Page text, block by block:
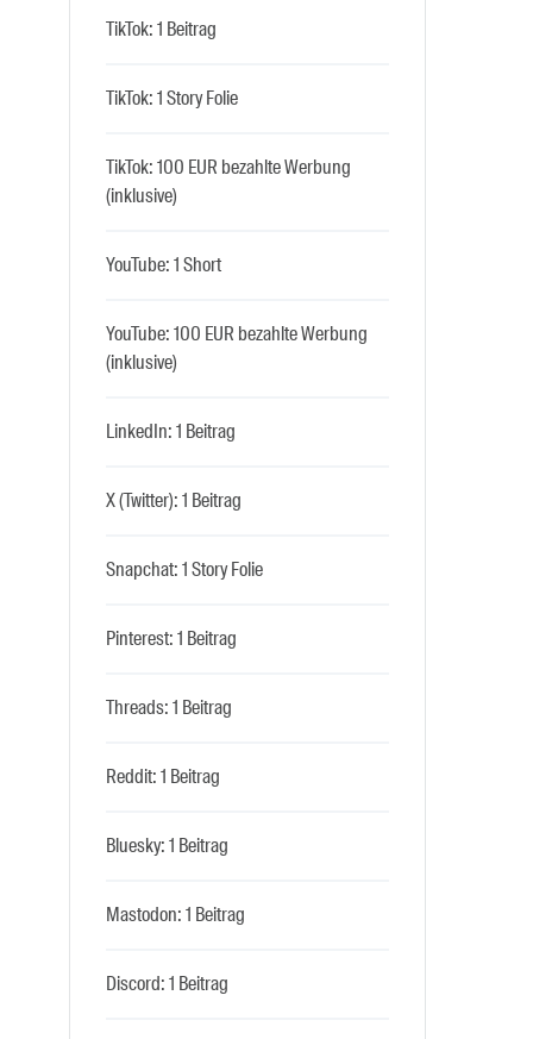
TikTok: 1 Beitrag
TikTok: 1 Story Folie
TikTok: 100 EUR bezahlte Werbung
(inklusive)
YouTube: 1 Short
YouTube: 100 EUR bezahlte Werbung
(inklusive)
LinkedIn: 1 Beitrag
X (Twitter): 1 Beitrag
Snapchat: 1 Story Folie
Pinterest: 1 Beitrag
Threads: 1 Beitrag
Reddit: 1 Beitrag
Bluesky: 1 Beitrag
Mastodon: 1 Beitrag
Discord: 1 Beitrag